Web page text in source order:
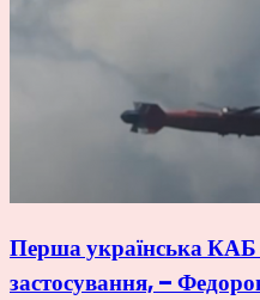
Перша українська КАБ
застосування, –